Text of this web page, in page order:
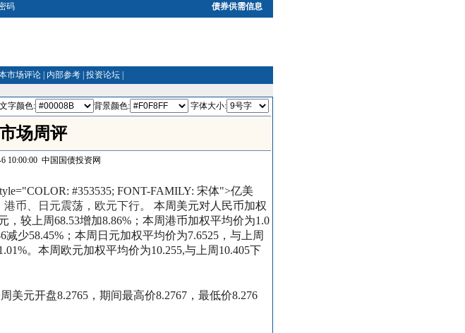
码
债券供需信息
市场评论 内部参考 投资论坛
文字颜色: 背景颜色: 字体大小:
场周评
10:00:00 中国国债投资网
#353535; FONT-FAMILY: 宋体">亿美
币、日元震荡，欧元下行。
本周美元对人民币加权
，较上周68.53增加8.86%；本周港币加权平均价为1.0
减少58.45%；本周日元加权平均价为7.6525，与上周
。本周欧元加权平均价为10.255,与上周 10.405下
美元开盘8.2765，期间最高价8.2767，最低价8.276